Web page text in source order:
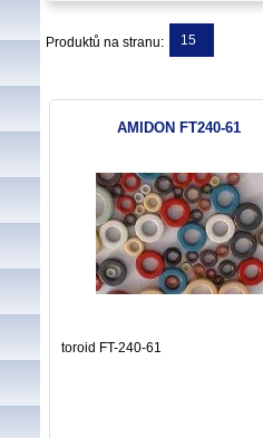
Produktů na stranu: 15
AMIDON FT240-61
toroid FT-240-61